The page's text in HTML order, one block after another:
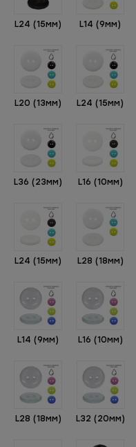
L24 (15мм) L14 (9мм)
L20 (13мм) L24 (15мм)
L36 (23мм) L16 (10мм)
L24 (15мм) L28 (18мм)
L14 (9мм) L16 (10мм)
L28 (18мм) L32 (20мм)